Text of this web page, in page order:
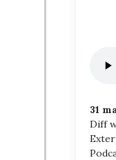
31
Diff